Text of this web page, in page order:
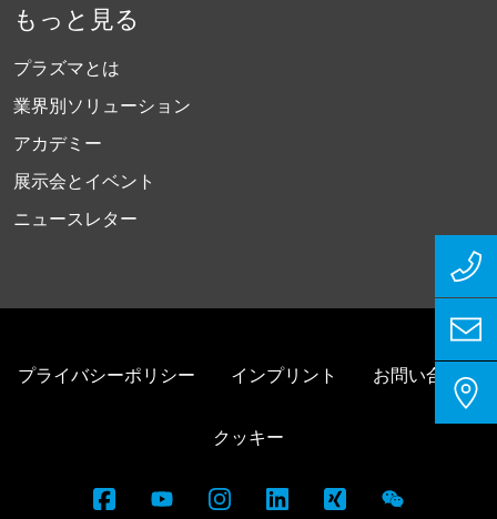
もっと見る
プラズマとは
業界別ソリューション
アカデミー
展示会とイベント
ニュースレター
プライバシーポリシー インプリント お問い合わせ
クッキー